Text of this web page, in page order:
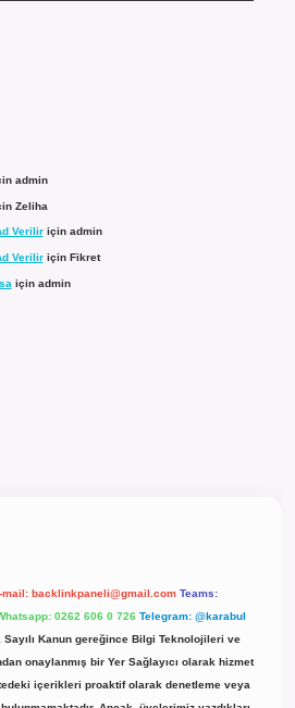
admin
Zeliha
Veriliriçin admin
Veriliriçin Fikret
için admin
mail: backlinkpaneli@gmail.com Teams:
0262 606 0 726 Telegram: @karabul
Sayılı Kanun gereğince Bilgi Teknolojileri ve
onaylanmış bir Yer Sağlayıcı olarak hizmet
içerikleri proaktif olarak denetleme veya